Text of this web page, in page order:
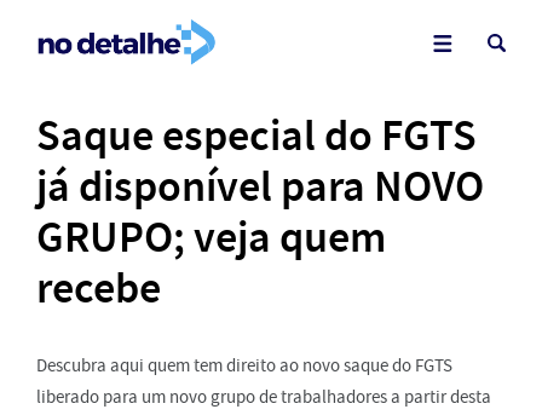
Saque especial do FGTS
já disponível para NOVO
GRUPO; veja quem
recebe
Descubra aqui quem tem direito ao novo saque do FGTS
liberado para um novo grupo de trabalhadores a partir desta